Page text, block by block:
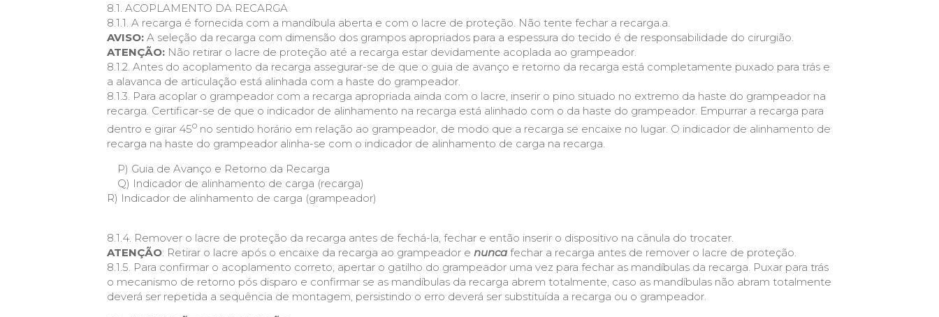
8.1. ACOPLAMENTO DA RECARGA
8.1.1. A recarga é fornecida com a mandíbula aberta e com o lacre de proteção. Não tente fechar a recarga.a.
AVISO: A seleção da recarga com dimensão dos grampos apropriados para a espessura do tecido é de responsabilidade do cirurgião.
ATENÇÃO: Não retirar o lacre de proteção até a recarga estar devidamente acoplada ao grampeador.
8.1.2. Antes do acoplamento da recarga assegurar-se de que o guia de avanço e retorno da recarga está completamente puxado para trás e
a alavanca de articulação está alinhada com a haste do grampeador.
8.1.3. Para acoplar o grampeador com a recarga apropriada ainda com o lacre, inserir o pino situado no extremo da haste do grampeador na
recarga. Certificar-se de que o indicador de alinhamento na recarga está alinhado com o da haste do grampeador. Empurrar a recarga para
dentro e girar 45ono sentido horário em relação ao grampeador, de modo que a recarga se encaixe no lugar. O indicador de alinhamento de
recarga na haste do grampeador alinha-se com o indicador de alinhamento de carga na recarga.
P) Guia de Avanço e Retorno da Recarga
Q) Indicador de alinhamento de carga (recarga)
R) Indicador de alinhamento de carga (grampeador)
8.1.4. Remover o lacre de proteção da recarga antes de fechá-la, fechar e então inserir o dispositivo na cânula do trocater.
ATENÇÃO: Retirar o lacre após o encaixe da recarga ao grampeador e nuncafechar a recarga antes de remover o lacre de proteção.
8.1.5. Para confirmar o acoplamento correto, apertar o gatilho do grampeador uma vez para fechar as mandíbulas da recarga. Puxar para trás
o mecanismo de retorno pós disparo e confirmar se as mandíbulas da recarga abrem totalmente, caso as mandíbulas não abram totalmente
deverá ser repetida a sequência de montagem, persistindo o erro deverá ser substituída a recarga ou o grampeador.